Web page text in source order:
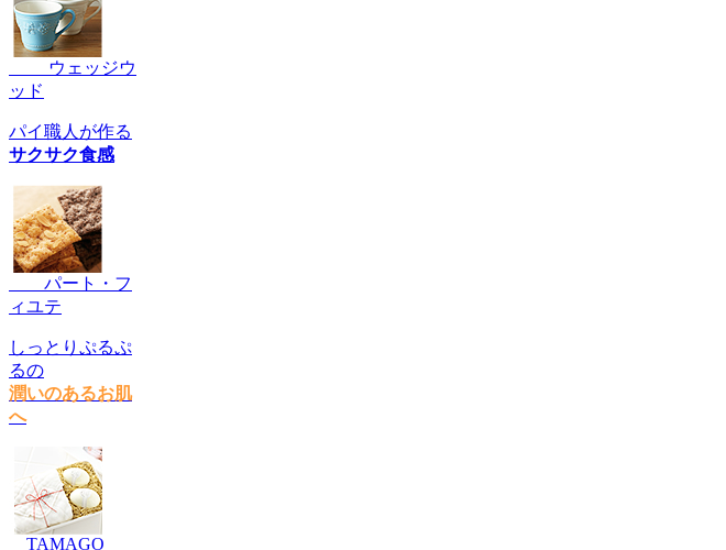
ウェッジウ
ッド
パイ職人が作る
サクサク食感
パート・フ
ィユテ
しっとりぷるぷ
るの
潤いのあるお肌
へ
TAMAGO